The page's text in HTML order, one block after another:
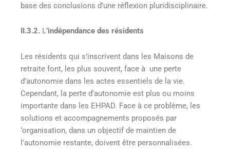
base des conclusions d’une réflexion pluridisciplinaire.
II.3.2. L’indépendance des résidents
Les résidents qui s’inscrivent dans les Maisons de
retraite font, les plus souvent, face à une perte
d’autonomie dans les actes essentiels de la vie.
Cependant, la perte d’autonomie est plus ou moins
importante dans les EHPAD. Face à ce problème, les
solutions et accompagnements proposés par
‘organisation, dans un objectif de maintien de
l’autonomie restante, doivent être personnalisées.